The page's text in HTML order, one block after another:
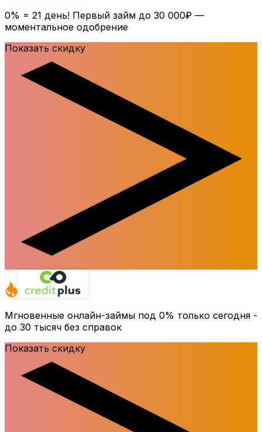
0% = 21 день! Первый займ до 30 000₽ —
моментальное одобрение
Показать скидку
Мгновенные онлайн-займы под 0% только сегодня -
до 30 тысяч без справок
Показать скидку